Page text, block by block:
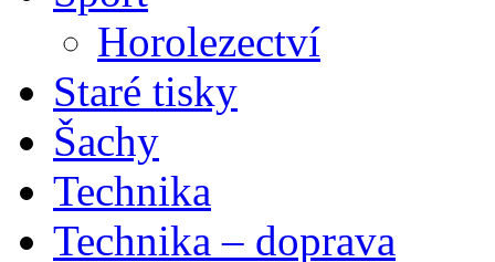
Horolezectví
Staré tisky
Šachy
Technika
Technika – doprava